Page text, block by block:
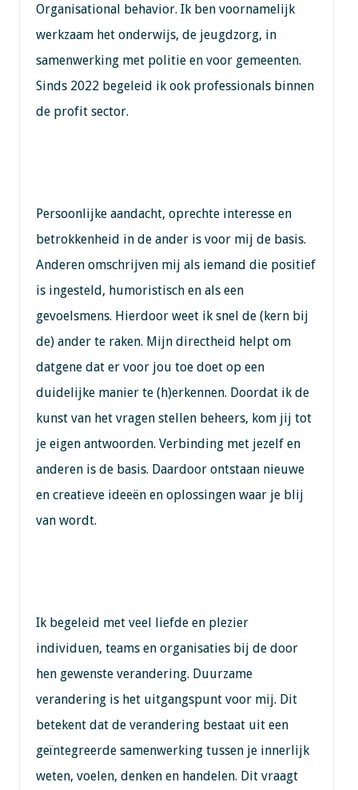
Organisational behavior. Ik ben voornamelijk
werkzaam het onderwijs, de jeugdzorg, in
samenwerking met politie en voor gemeenten.
Sinds 2022 begeleid ik ook professionals binnen
de profit sector.
Persoonlijke aandacht, oprechte interesse en
betrokkenheid in de ander is voor mij de basis.
Anderen omschrijven mij als iemand die positief
is ingesteld, humoristisch en als een
gevoelsmens. Hierdoor weet ik snel de (kern bij
de) ander te raken. Mijn directheid helpt om
datgene dat er voor jou toe doet op een
duidelijke manier te (h)erkennen. Doordat ik de
kunst van het vragen stellen beheers, kom jij tot
je eigen antwoorden. Verbinding met jezelf en
anderen is de basis. Daardoor ontstaan nieuwe
en creatieve ideeën en oplossingen waar je blij
van wordt.
Ik begeleid met veel liefde en plezier
individuen, teams en organisaties bij de door
hen gewenste verandering. Duurzame
verandering is het uitgangspunt voor mij. Dit
betekent dat de verandering bestaat uit een
geïntegreerde samenwerking tussen je innerlijk
weten, voelen, denken en handelen. Dit vraagt